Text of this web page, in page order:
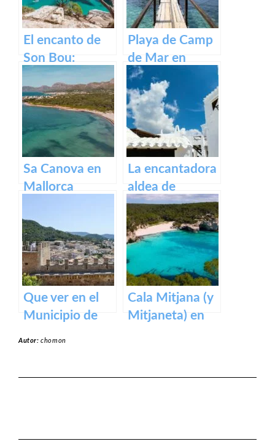
El encanto de
Son Bou:
descubre la
belleza de
Menorca
Playa de Camp
de Mar en
Mallorca
Sa Canova en
Mallorca
La encantadora
aldea de
Binibeca en la
isla de Menorca
Que ver en el
Municipio de
Cala Mitjana (y
Mitjaneta) en
Autor:chomon